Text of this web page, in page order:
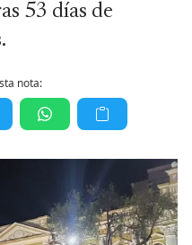
53 días de
nota: